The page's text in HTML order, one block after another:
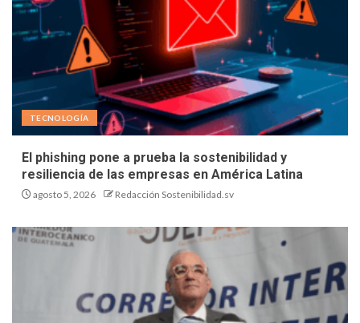
TECNOLOGÍA
El phishing pone a prueba la sostenibilidad y
resiliencia de las empresas en América Latina
agosto 5, 2026 Redacción Sostenibilidad.sv